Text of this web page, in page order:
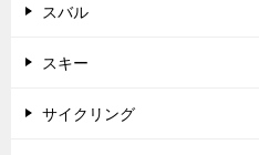
スバル
スキー
サイクリング